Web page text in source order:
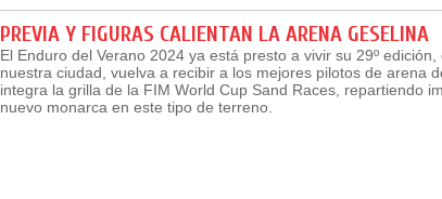
PREVIA Y FIGURAS CALIENTAN LA ARENA GESELINA
El Enduro del Verano 2024 ya está presto a vivir su 29º
nuestra ciudad, vuelva a recibir a los mejores pilotos de arena
integra la grilla de la FIM World Cup Sand Races, repartiendo
nuevo monarca en este tipo de terreno.